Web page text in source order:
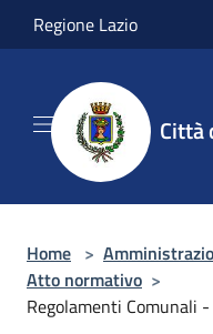
Salta al contenuto principale
Regione Lazio
Città
Home >
Atto normativo >
Regolamenti Comunali